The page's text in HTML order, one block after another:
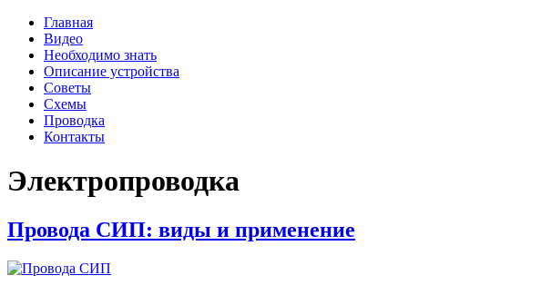
Главная
Видео
Необходимо знать
Описание устройства
Советы
Схемы
Проводка
Контакты
Электропроводка
Провода СИП: виды и применение